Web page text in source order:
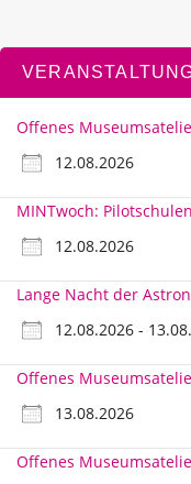
Offenes
12.08.2026
MINTwoch:
12.08.2026
Lange Nacht der
12.08.2026 -
Offenes
13.08.2026
Offenes